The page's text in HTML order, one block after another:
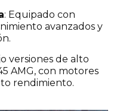
: Equipado con
avanzados y
versiones de alto
AMG, con motores
rendimiento.